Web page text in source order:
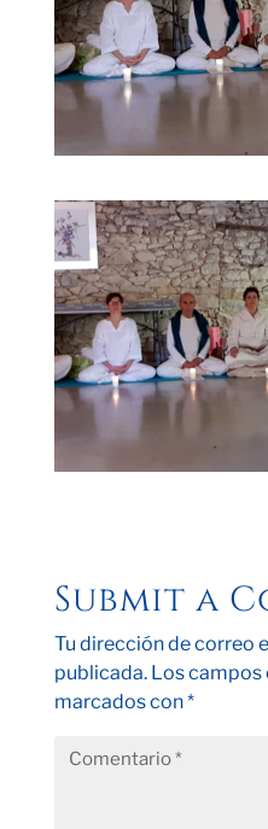
Submit a
Tu dirección de correo
publicada. Los
marcados con*